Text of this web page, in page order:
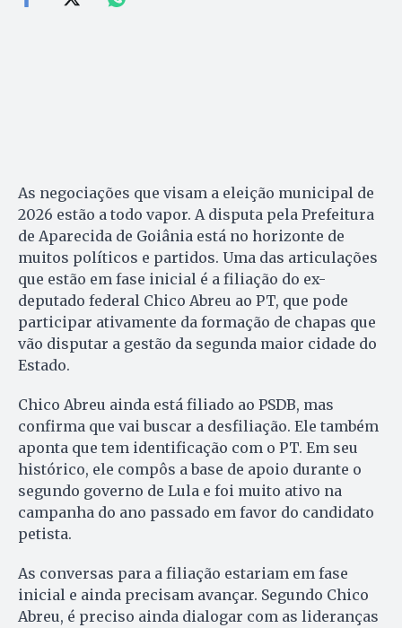
As negociações que visam a eleição municipal de
2026 estão a todo vapor. A disputa pela Prefeitura
de Aparecida de Goiânia está no horizonte de
muitos políticos e partidos. Uma das articulações
que estão em fase inicial é a filiação do ex-
deputado federal Chico Abreu ao PT, que pode
participar ativamente da formação de chapas que
vão disputar a gestão da segunda maior cidade do
Estado.
Chico Abreu ainda está filiado ao PSDB, mas
confirma que vai buscar a desfiliação. Ele também
aponta que tem identificação com o PT. Em seu
histórico, ele compôs a base de apoio durante o
segundo governo de Lula e foi muito ativo na
campanha do ano passado em favor do candidato
petista.
As conversas para a filiação estariam em fase
inicial e ainda precisam avançar. Segundo Chico
Abreu, é preciso ainda dialogar com as lideranças